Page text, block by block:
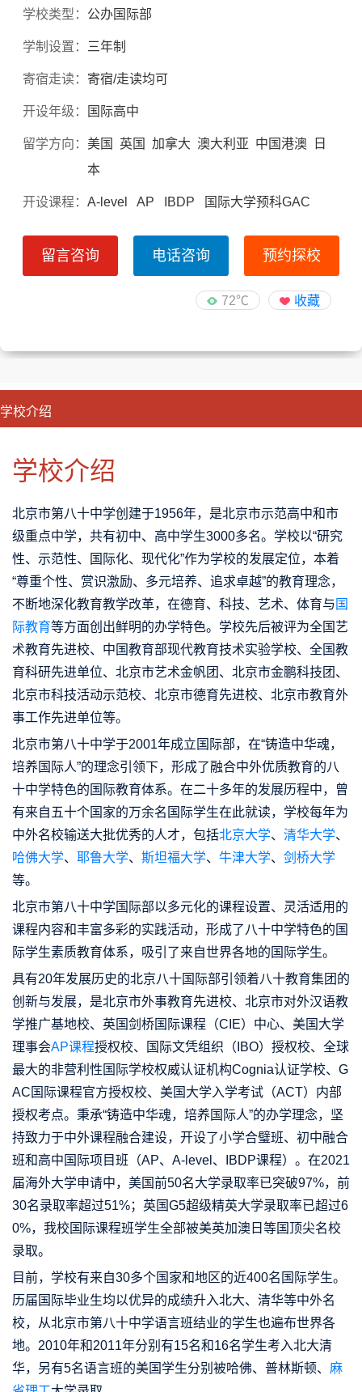
学校类型： 公办国际部
学制设置： 三年制
寄宿走读： 寄宿/走读均可
开设年级： 国际高中
留学方向： 美国 英国 加拿大 澳大利亚 中国港澳 日
本
开设课程：A-level AP IBDP 国际大学预科GAC
留言咨询 电话咨询 预约探校
72℃ 收藏
学校介绍
学校介绍
北京市第八十中学创建于1956年，是北京市示范高中和市
级重点中学，共有初中、高中学生3000多名。学校以“研究
性、示范性、国际化、现代化”作为学校的发展定位，本着
“尊重个性、赏识激励、多元培养、追求卓越”的教育理念，
不断地深化教育教学改革，在德育、科技、艺术、体育与 国
际教育等方面创出鲜明的办学特色。学校先后被评为全国艺
术教育先进校、中国教育部现代教育技术实验学校、全国教
育科研先进单位、北京市艺术金帆团、北京市金鹏科技团、
北京市科技活动示范校、北京市德育先进校、北京市教育外
事工作先进单位等。
北京市第八十中学于2001年成立国际部，在“铸造中华魂，
培养国际人”的理念引领下，形成了融合中外优质教育的八
十中学特色的国际教育体系。在二十多年的发展历程中，曾
有来自五十个国家的万余名国际学生在此就读，学校每年为
中外名校输送大批优秀的人才，包括北京大学、 清华大学、
哈佛大学、 耶鲁大学、 斯坦福大学、 牛津大学、 剑桥大学
等。
北京市第八十中学国际部以多元化的课程设置、灵活适用的
课程内容和丰富多彩的实践活动，形成了八十中学特色的国
际学生素质教育体系，吸引了来自世界各地的国际学生。
具有20年发展历史的北京八十国际部引领着八十教育集团的
创新与发展，是北京市外事教育先进校、北京市对外汉语教
学推广基地校、英国剑桥国际课程（CIE）中心、美国大学
理事会AP课程授权校、国际文凭组织（IBO）授权校、全球
最大的非营利性国际学校权威认证机构Cognia认证学校、G
AC国际课程官方授权校、美国大学入学考试（ACT）内部
授权考点。秉承“铸造中华魂，培养国际人”的办学理念，坚
持致力于中外课程融合建设，开设了小学合璧班、初中融合
班和高中国际项目班（AP、A-level、IBDP课程）。在2021
届海外大学申请中，美国前50名大学录取率已突破97%，前
30名录取率超过51%；英国G5超级精英大学录取率已超过6
0%，我校国际课程班学生全部被美英加澳日等国顶尖名校
录取。
目前，学校有来自30多个国家和地区的近400名国际学生。
历届国际毕业生均以优异的成绩升入北大、清华等中外名
校，从北京市第八十中学语言班结业的学生也遍布世界各
地。2010年和2011年分别有15名和16名学生考入北大清
华，另有5名语言班的美国学生分别被哈佛、普林斯顿、 麻